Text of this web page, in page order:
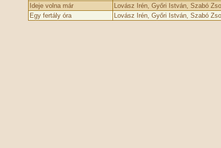
Ideje volna már
Lovász Irén, Győri István, Szabó
Egy fertály óra
Lovász Irén, Győri István, Szabó